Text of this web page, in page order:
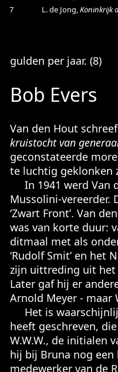
7
L. de Jong,Koninkrijk
gulden per jaar. (8)
Bob Evers
Van den Hout
kruistocht van
geconstateerde
te luchtig geklonken
In 1941 werd Van
Mussolini-vereerder.
‘Zwart Front’. Van
was van korte duur:
ditmaal met als
‘Rudolf Smit’ en het
zijn uittreding uit het
Later gaf hij er
Arnold Meyer - maar
Het is
heeft geschreven,
W.W.W., de initialen
hij bij Bruna nog
medewerker van de